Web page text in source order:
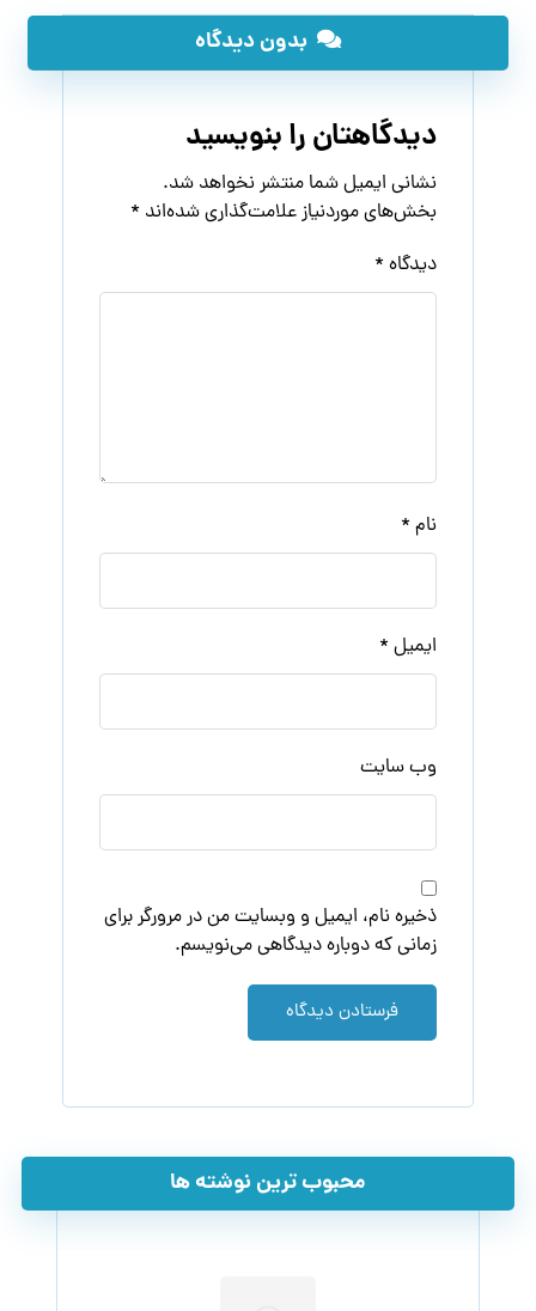
بدون دیدگاه
دیدگاهتان را بنویسید
نشانی ایمیل شما منتشر نخواهد شد.
بخش‌های موردنیاز علامت‌گذاری شده‌اند *
دیدگاه *
نام *
ایمیل *
وب‌ سایت
ذخیره نام، ایمیل و وبسایت من در مرورگر برای
زمانی که دوباره دیدگاهی می‌نویسم.
فرستادن دیدگاه
محبوب ترین نوشته ها